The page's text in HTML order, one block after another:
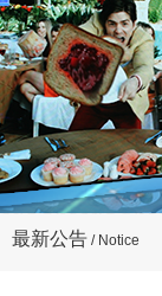
最新公告 / Notice